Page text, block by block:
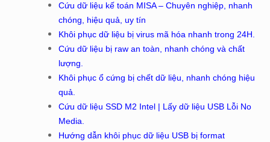
Cứu dữ liệu kế toán MISA – Chuyên nghiệp, nhanh
chóng, hiệu quả, uy tín
Khôi phục dữ liệu bị virus mã hóa nhanh trong 24H.
Cứu dữ liệu bị raw an toàn, nhanh chóng và chất
lượng.
Khôi phục ổ cứng bị chết dữ liệu, nhanh chóng hiệu
quả.
Cứu dữ liệu SSD M2 Intel | Lấy dữ liệu USB Lỗi No
Media.
Hướng dẫn khôi phục dữ liệu USB bị format